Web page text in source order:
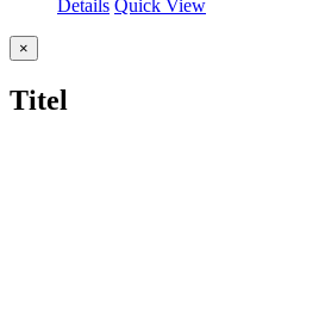
Details Quick View
Close
product
view
×
Titel